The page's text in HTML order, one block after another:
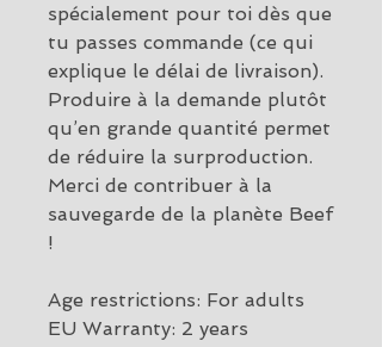
spécialement pour toi dès que
tu passes commande (ce qui
explique le délai de livraison).
Produire à la demande plutôt
qu’en grande quantité permet
de réduire la surproduction.
Merci de contribuer à la
sauvegarde de la planète Beef
!
Age restrictions: For adults
EU Warranty: 2 years